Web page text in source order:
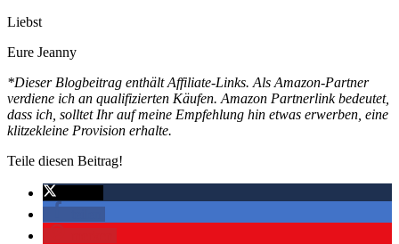
Liebst
Eure Jeanny
*Dieser Blogbeitrag enthält Affiliate-Links. Als Amazon-Partner
verdiene ich an qualifizierten Käufen. Amazon Partnerlink bedeutet,
dass ich, solltet Ihr auf meine Empfehlung hin etwas erwerben, eine
klitzekleine Provision erhalte.
Teile diesen Beitrag!